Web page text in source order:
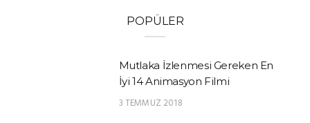
POPÜLER
Mutlaka İzlenmesi Gereken En
İyi 14 Animasyon Filmi
3 TEMMUZ 2018